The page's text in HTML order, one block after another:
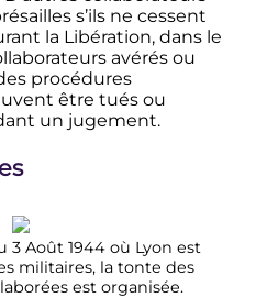
s’ils ne cessent
la Libération, dans le
avérés ou
procédures
être tués ou
un jugement.
3 Août 1944 où Lyon est
militaires, la tonte des
est organisée.